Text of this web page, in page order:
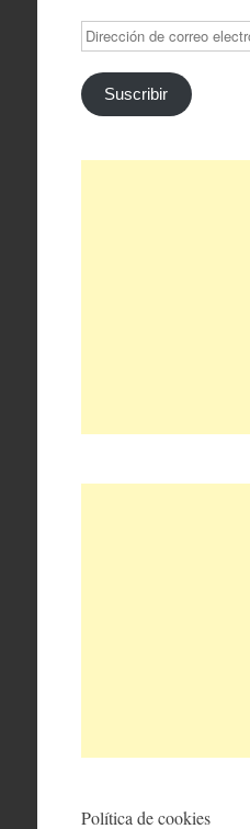
Dirección
de
correo
electrónico
Suscribir
Política de cookies